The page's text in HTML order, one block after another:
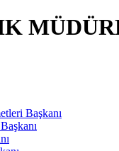
Başkanı